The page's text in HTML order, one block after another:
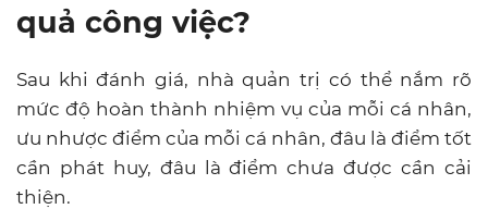
quả công việc?
Sau khi đánh giá, nhà quản trị có thể nắm rõ
mức độ hoàn thành nhiệm vụ của mỗi cá nhân,
ưu nhược điểm của mỗi cá nhân, đâu là điểm tốt
cần phát huy, đâu là điểm chưa được cần cải
thiện.